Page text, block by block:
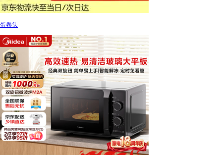
蛋卷头